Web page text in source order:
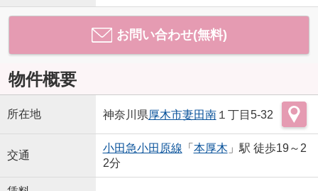
お問い合わせ(無料)
物件概要
所在地 神奈川県厚木市妻田南１丁目5-32
交通
小田急小田原線 「 本厚木 」駅 徒歩19～2
2分